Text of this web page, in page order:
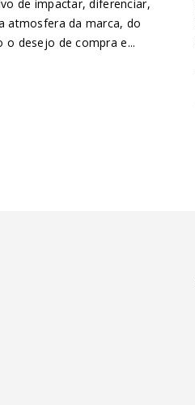
de impactar, diferenciar,
atmosfera da marca, do
o desejo de compra e...